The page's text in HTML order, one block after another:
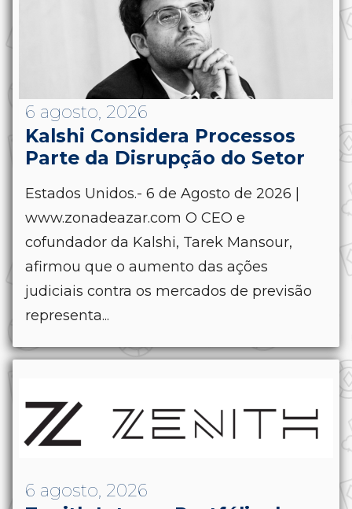
6 agosto, 2026
Kalshi Considera Processos
Parte da Disrupção do Setor
Estados Unidos.- 6 de Agosto de 2026 |
www.zonadeazar.com O CEO e
cofundador da Kalshi, Tarek Mansour,
afirmou que o aumento das ações
judiciais contra os mercados de previsão
representa...
6 agosto, 2026